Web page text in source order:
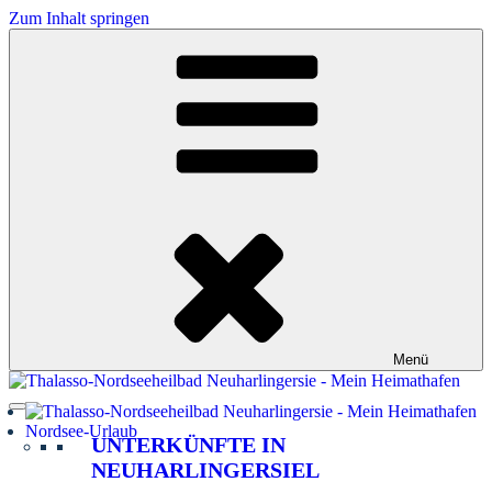
Zum Inhalt springen
Menü
Nordsee-Urlaub
UNTERKÜNFTE IN
NEUHARLINGERSIEL